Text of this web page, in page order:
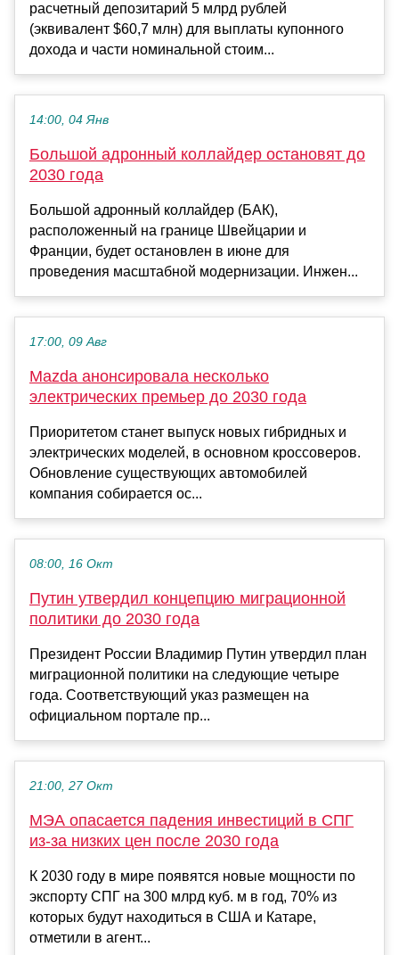
расчетный депозитарий 5 млрд рублей
(эквивалент $60,7 млн) для выплаты купонного
дохода и части номинальной стоим...
14:00, 04 Янв
Большой адронный коллайдер остановят до
2030 года
Большой адронный коллайдер (БАК),
расположенный на границе Швейцарии и
Франции, будет остановлен в июне для
проведения масштабной модернизации. Инжен...
17:00, 09 Авг
Mazda анонсировала несколько
электрических премьер до 2030 года
Приоритетом станет выпуск новых гибридных и
электрических моделей, в основном кроссоверов.
Обновление существующих автомобилей
компания собирается ос...
08:00, 16 Окт
Путин утвердил концепцию миграционной
политики до 2030 года
Президент России Владимир Путин утвердил план
миграционной политики на следующие четыре
года. Соответствующий указ размещен на
официальном портале пр...
21:00, 27 Окт
МЭА опасается падения инвестиций в СПГ
из-за низких цен после 2030 года
К 2030 году в мире появятся новые мощности по
экспорту СПГ на 300 млрд куб. м в год, 70% из
которых будут находиться в США и Катаре,
отметили в агент...